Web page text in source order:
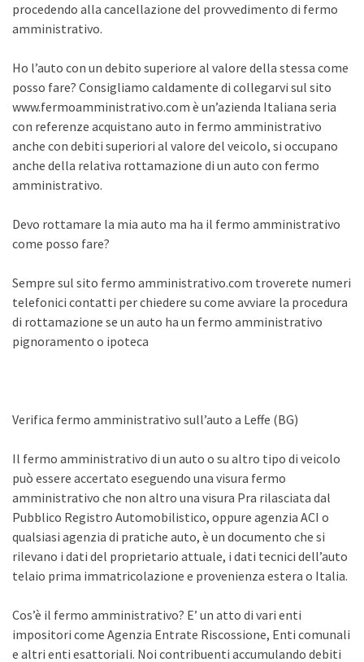
procedendo alla cancellazione del provvedimento di fermo
amministrativo.
Ho l’auto con un debito superiore al valore della stessa come
posso fare? Consigliamo caldamente di collegarvi sul sito
www.fermoamministrativo.com è un’azienda Italiana seria
con referenze acquistano auto in fermo amministrativo
anche con debiti superiori al valore del veicolo, si occupano
anche della relativa rottamazione di un auto con fermo
amministrativo.
Devo rottamare la mia auto ma ha il fermo amministrativo
come posso fare?
Sempre sul sito fermo amministrativo.com troverete numeri
telefonici contatti per chiedere su come avviare la procedura
di rottamazione se un auto ha un fermo amministrativo
pignoramento o ipoteca
Verifica fermo amministrativo sull’auto a Leffe (BG)
Il fermo amministrativo di un auto o su altro tipo di veicolo
può essere accertato eseguendo una visura fermo
amministrativo che non altro una visura Pra rilasciata dal
Pubblico Registro Automobilistico, oppure agenzia ACI o
qualsiasi agenzia di pratiche auto, è un documento che si
rilevano i dati del proprietario attuale, i dati tecnici dell’auto
telaio prima immatricolazione e provenienza estera o Italia.
Cos’è il fermo amministrativo? E’ un atto di vari enti
impositori come Agenzia Entrate Riscossione, Enti comunali
e altri enti esattoriali. Noi contribuenti accumulando debiti